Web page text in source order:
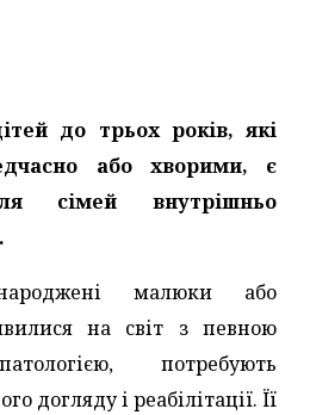
до трьох років, які
або хворими, є
сімей внутрішньо
малюки або
на світ з певною
потребують
догляду і реабілітації. Її